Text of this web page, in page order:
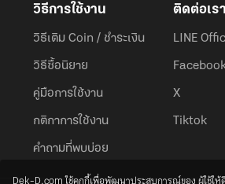
วิธีการใช้งาน
วิธีเติม Coin / ชำระเงิน
วิธีซื้อนิยาย
คู่มือการใช้งาน
กติกาการใช้งาน
คำถามที่พบบ่อย
ติดต่อเรา
LINE
X
Tiktok